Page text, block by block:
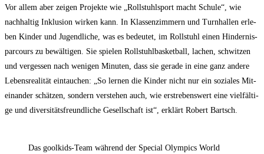
Vor allem aber zei­gen Pro­jek­te wie „Roll­stuhl­sport macht Schu­le“, wie
nach­hal­tig Inklu­si­on wir­ken kann. In Klas­sen­zim­mern und Turn­hal­len erle­
ben Kin­der und Jugend­li­che, was es bedeu­tet, im Roll­stuhl einen Hin­der­nis­
par­cours zu bewäl­ti­gen. Sie spie­len Roll­stuhl­bas­ket­ball, lachen, schwit­zen
und ver­ges­sen nach weni­gen Minu­ten, dass sie gera­de in eine ganz ande­re
Lebens­rea­li­tät ein­tau­chen: „So ler­nen die Kin­der nicht nur ein sozia­les Mit­
ein­an­der schät­zen, son­dern ver­ste­hen auch, wie erstre­bens­wert eine viel­fäl­ti­
ge und diver­si­täts­freund­li­che Gesell­schaft ist“, erklärt Robert Bartsch.
Das gool­kids-Team wäh­rend der Spe­cial Olym­pics World